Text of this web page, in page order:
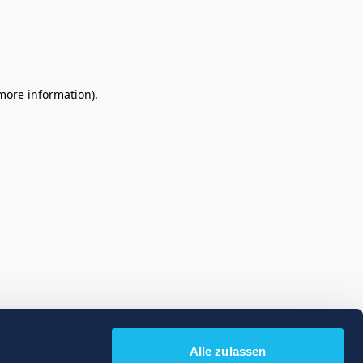
Alle zulassen
information).